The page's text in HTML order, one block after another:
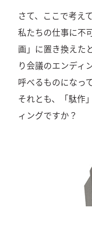
さて、ここで考え
私たちの仕事に不
画」に置き換えた
り会議のエンディ
呼べるものになっ
それとも、「駄作
ィングですか？